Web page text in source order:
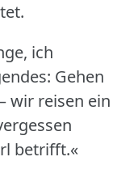
ich
Gehen
wir reisen ein
betrifft.«